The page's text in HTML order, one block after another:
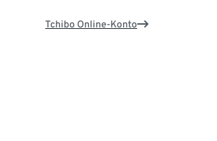
Tchibo Online-Konto